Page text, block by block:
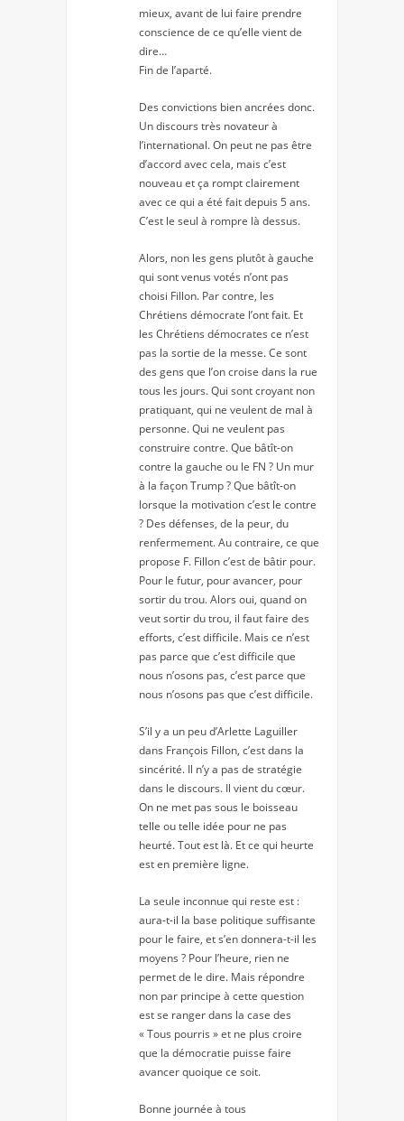
mieux, avant de lui faire prendre
conscience de ce qu’elle vient de
dire…
Fin de l’aparté.
Des convictions bien ancrées donc.
Un discours très novateur à
l’international. On peut ne pas être
d’accord avec cela, mais c’est
nouveau et ça rompt clairement
avec ce qui a été fait depuis 5 ans.
C’est le seul à rompre là dessus.
Alors, non les gens plutôt à gauche
qui sont venus votés n’ont pas
choisi Fillon. Par contre, les
Chrétiens démocrate l’ont fait. Et
les Chrétiens démocrates ce n’est
pas la sortie de la messe. Ce sont
des gens que l’on croise dans la rue
tous les jours. Qui sont croyant non
pratiquant, qui ne veulent de mal à
personne. Qui ne veulent pas
construire contre. Que bâtît-on
contre la gauche ou le FN ? Un mur
à la façon Trump ? Que bâtît-on
lorsque la motivation c’est le contre
? Des défenses, de la peur, du
renfermement. Au contraire, ce que
propose F. Fillon c’est de bâtir pour.
Pour le futur, pour avancer, pour
sortir du trou. Alors oui, quand on
veut sortir du trou, il faut faire des
efforts, c’est difficile. Mais ce n’est
pas parce que c’est difficile que
nous n’osons pas, c’est parce que
nous n’osons pas que c’est difficile.
S’il y a un peu d’Arlette Laguiller
dans François Fillon, c’est dans la
sincérité. Il n’y a pas de stratégie
dans le discours. Il vient du cœur.
On ne met pas sous le boisseau
telle ou telle idée pour ne pas
heurté. Tout est là. Et ce qui heurte
est en première ligne.
La seule inconnue qui reste est :
aura-t-il la base politique suffisante
pour le faire, et s’en donnera-t-il les
moyens ? Pour l’heure, rien ne
permet de le dire. Mais répondre
non par principe à cette question
est se ranger dans la case des
« Tous pourris » et ne plus croire
que la démocratie puisse faire
avancer quoique ce soit.
Bonne journée à tous